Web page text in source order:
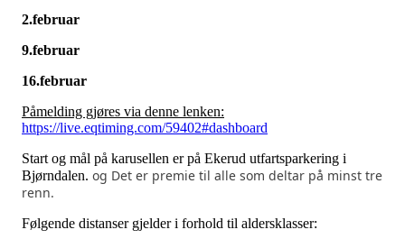
2.februar
9.februar
16.februar
Påmelding gjøres via denne lenken:
https://live.eqtiming.com/59402#dashboard
Start og mål på karusellen er på Ekerud utfartsparkering i
Bjørndalen. og Det er premie til alle som deltar på minst tre
renn.
Følgende distanser gjelder i forhold til aldersklasser: